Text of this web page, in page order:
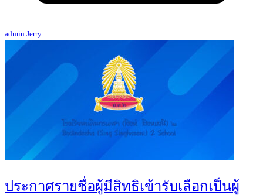
admin Jerry
ประกาศรายชื่อผู้มีสิทธิเข้ารับเลือกเป็นผู้